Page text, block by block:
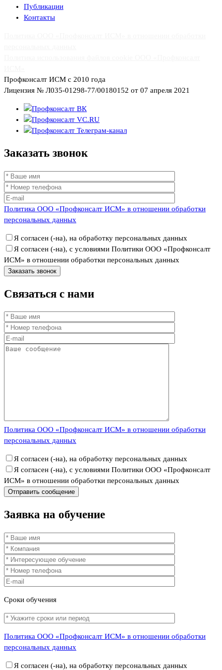
Публикации
Контакты
Профконсалт ИСМ с 2010 года
Лицензия № Л035-01298-77/00180152 от 07 апреля 2021
Заказать звонок
Политика ООО «Профконсалт ИСМ» в отношении обработки
персональных данных
Я согласен (-на), на обработку персональных данных
Я согласен (-на), с условиями Политики ООО «Профконсалт
ИСМ» в отношении обработки персональных данных
Связаться с нами
Политика ООО «Профконсалт ИСМ» в отношении обработки
персональных данных
Я согласен (-на), на обработку персональных данных
Я согласен (-на), с условиями Политики ООО «Профконсалт
ИСМ» в отношении обработки персональных данных
Заявка на обучение
Сроки обучения
Политика ООО «Профконсалт ИСМ» в отношении обработки
персональных данных
Я согласен (-на), на обработку персональных данных